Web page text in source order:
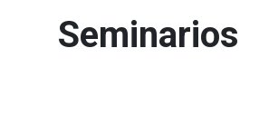
Seminarios